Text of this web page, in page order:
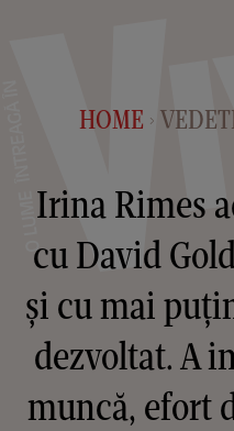
HOME >
Irina Rimes
cu David
și cu mai
dezvoltat. A
muncă, efort